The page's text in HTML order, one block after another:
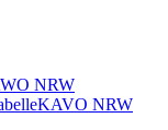
NRW
KAVO NRW